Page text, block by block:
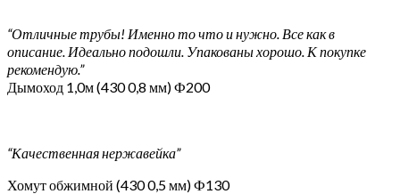
“Отличные трубы! Именно то что и нужно. Все как в
описание. Идеально подошли. Упакованы хорошо. К покупке
рекомендую.”
Дымоход 1,0м (430 0,8 мм) Ф200
“Качественная нержавейка”
Хомут обжимной (430 0,5 мм) Ф130